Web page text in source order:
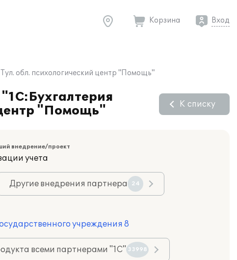
Корзина Вход
обл. психологический центр "Помощь"
центр "Помощь"
К списку
внедрение/проект
учета
Другие внедрения партнера 24
учреждения 8
всеми партнерами "1С" 33998